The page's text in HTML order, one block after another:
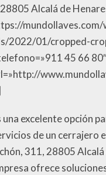
Alcalá de
mundollaves.com/
2022/01/cropped-
45 66 80″
excelente opción
de un cerrajero
311, 28805
ofrece